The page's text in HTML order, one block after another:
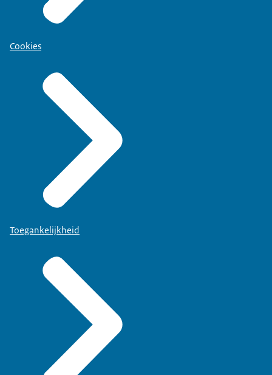
Cookies
Toegankelijkheid